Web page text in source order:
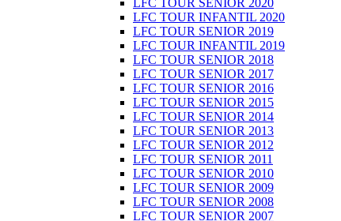
LFC TOUR SENIOR 2020
LFC TOUR INFANTIL 2020
LFC TOUR SENIOR 2019
LFC TOUR INFANTIL 2019
LFC TOUR SENIOR 2018
LFC TOUR SENIOR 2017
LFC TOUR SENIOR 2016
LFC TOUR SENIOR 2015
LFC TOUR SENIOR 2014
LFC TOUR SENIOR 2013
LFC TOUR SENIOR 2012
LFC TOUR SENIOR 2011
LFC TOUR SENIOR 2010
LFC TOUR SENIOR 2009
LFC TOUR SENIOR 2008
LFC TOUR SENIOR 2007